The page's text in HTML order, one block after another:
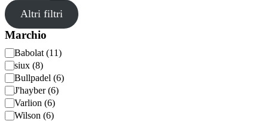
Altri filtri
Marchio
Marchio
Babolat (11)
siux (8)
Bullpadel (6)
J'hayber(6)
Varlion (6)
Wilson (6)